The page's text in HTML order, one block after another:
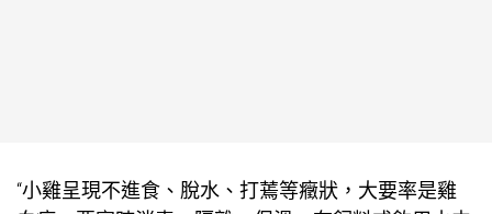
“小雞呈現不進食、脫水、打蔫等癥狀，大要率是雞